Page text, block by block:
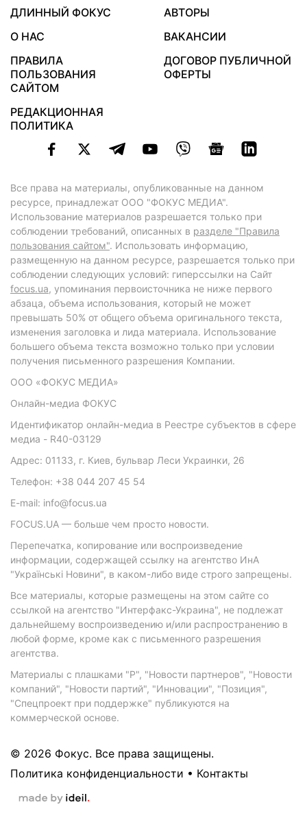
ДЛИННЫЙ ФОКУС
АВТОРЫ
О НАС
ВАКАНСИИ
ПРАВИЛА
ПОЛЬЗОВАНИЯ
САЙТОМ
ДОГОВОР ПУБЛИЧНОЙ
ОФЕРТЫ
РЕДАКЦИОННАЯ
ПОЛИТИКА
Все права на материалы, опубликованные на данном
ресурсе, принадлежат ООО "ФОКУС МЕДИА".
Использование материалов разрешается только при
соблюдении требований, описанных в разделе "Правила
пользования сайтом". Использовать информацию,
размещенную на данном ресурсе, разрешается только при
соблюдении следующих условий: гиперссылки на Сайт
focus.ua, упоминания первоисточника не ниже первого
абзаца, объема использования, который не может
превышать 50% от общего объема оригинального текста,
изменения заголовка и лида материала. Использование
большего объема текста возможно только при условии
получения письменного разрешения Компании.
ООО «ФОКУС МЕДИА»
Онлайн-медиа ФОКУС
Идентификатор онлайн-медиа в Реестре субъектов в сфере
медиа - R40-03129
Адрес: 01133, г. Киев, бульвар Леси Украинки, 26
Телефон: +38 044 207 45 54
E-mail: info@focus.ua
FOCUS.UA — больше чем просто новости.
Перепечатка, копирование или воспроизведение
информации, содержащей ссылку на агентство ИнА
"Українські Новини", в каком-либо виде строго запрещены.
Все материалы, которые размещены на этом сайте со
ссылкой на агентство "Интерфакс-Украина", не подлежат
дальнейшему воспроизведению и/или распространению в
любой форме, кроме как с письменного разрешения
агентства.
Материалы с плашками "Р", "Новости партнеров", "Новости
компаний", "Новости партий", "Инновации", "Позиция",
"Спецпроект при поддержке" публикуются на
коммерческой основе.
© 2026 Фокус. Все права защищены.
Политика конфиденциальности • Контакты